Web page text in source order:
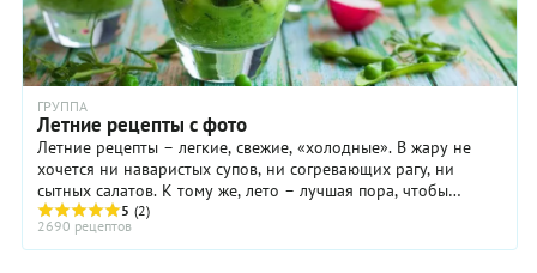
ГРУППА
Летние рецепты с фото
Летние рецепты – легкие, свежие, «холодные». В жару не
хочется ни наваристых супов, ни согревающих рагу, ни
сытных салатов. К тому же, лето – лучшая пора, чтобы
порадовать себя свежими овощами, ...
5 (2)
2690 рецептов